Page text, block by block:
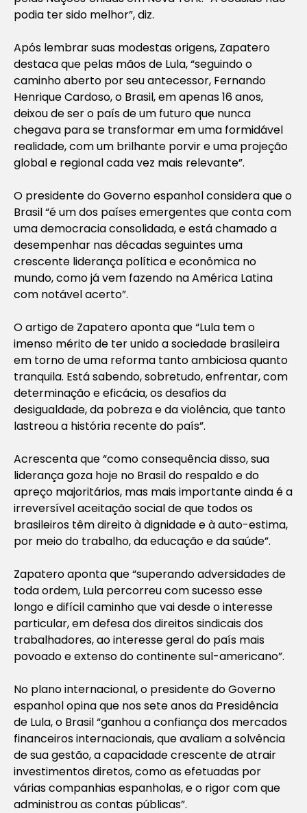
podia ter sido melhor”, diz.
Após lembrar suas modestas origens, Zapatero
destaca que pelas mãos de Lula, “seguindo o
caminho aberto por seu antecessor, Fernando
Henrique Cardoso, o Brasil, em apenas 16 anos,
deixou de ser o país de um futuro que nunca
chegava para se transformar em uma formidável
realidade, com um brilhante porvir e uma projeção
global e regional cada vez mais relevante”.
O presidente do Governo espanhol considera que o
Brasil “é um dos países emergentes que conta com
uma democracia consolidada, e está chamado a
desempenhar nas décadas seguintes uma
crescente liderança política e econômica no
mundo, como já vem fazendo na América Latina
com notável acerto”.
O artigo de Zapatero aponta que “Lula tem o
imenso mérito de ter unido a sociedade brasileira
em torno de uma reforma tanto ambiciosa quanto
tranquila. Está sabendo, sobretudo, enfrentar, com
determinação e eficácia, os desafios da
desigualdade, da pobreza e da violência, que tanto
lastreou a história recente do país”.
Acrescenta que “como consequência disso, sua
liderança goza hoje no Brasil do respaldo e do
apreço majoritários, mas mais importante ainda é a
irreversível aceitação social de que todos os
brasileiros têm direito à dignidade e à auto-estima,
por meio do trabalho, da educação e da saúde”.
Zapatero aponta que “superando adversidades de
toda ordem, Lula percorreu com sucesso esse
longo e difícil caminho que vai desde o interesse
particular, em defesa dos direitos sindicais dos
trabalhadores, ao interesse geral do país mais
povoado e extenso do continente sul-americano”.
No plano internacional, o presidente do Governo
espanhol opina que nos sete anos da Presidência
de Lula, o Brasil “ganhou a confiança dos mercados
financeiros internacionais, que avaliam a solvência
de sua gestão, a capacidade crescente de atrair
investimentos diretos, como as efetuadas por
várias companhias espanholas, e o rigor com que
administrou as contas públicas”.